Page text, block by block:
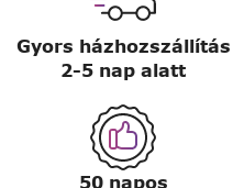
Gyors házhozszállítás
2-5 nap alatt
50 napos